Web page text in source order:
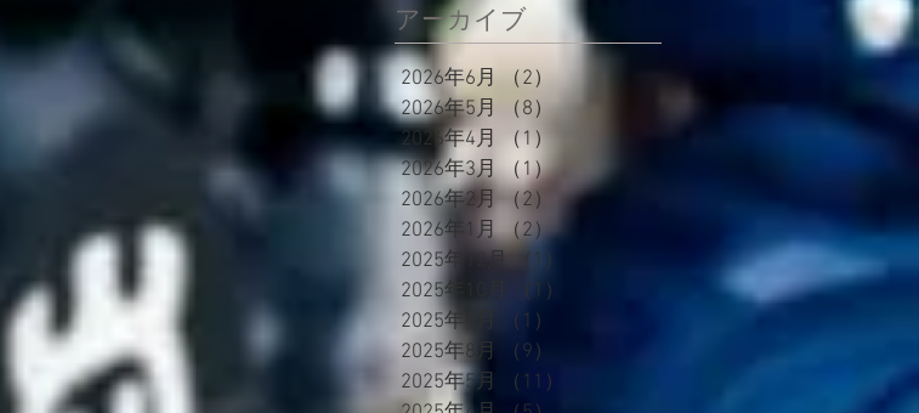
アーカイブ
2026年6月 （2）
2026年5月
（8）8件の記事
2026年4月
（1）
2026年3月 （1）1件の記事
2026年2月
（2）
2件の記事
2026年1月 （2）2件の記事
2025年12月 （1）
2025年10月
（1）
2025年9月
（1）
2025年8月
（9）
2025年5月
（11）